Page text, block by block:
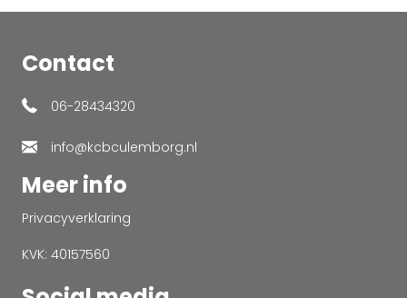
Contact
06-28434320
info@kcbculemborg.nl
Meer info
Privacyverklaring
KVK: 40157560